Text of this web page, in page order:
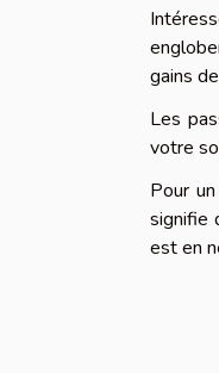
gains
Les
votre
Pour
signifie
est en